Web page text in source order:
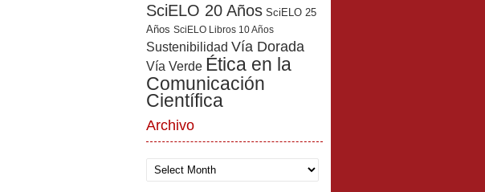
SciELO 20 Años SciELO 25
Años SciELO Libros 10 Años
Sustenibilidad Vía Dorada
Vía Verde Ética en la
Comunicación
Científica
Archivo
Archivo